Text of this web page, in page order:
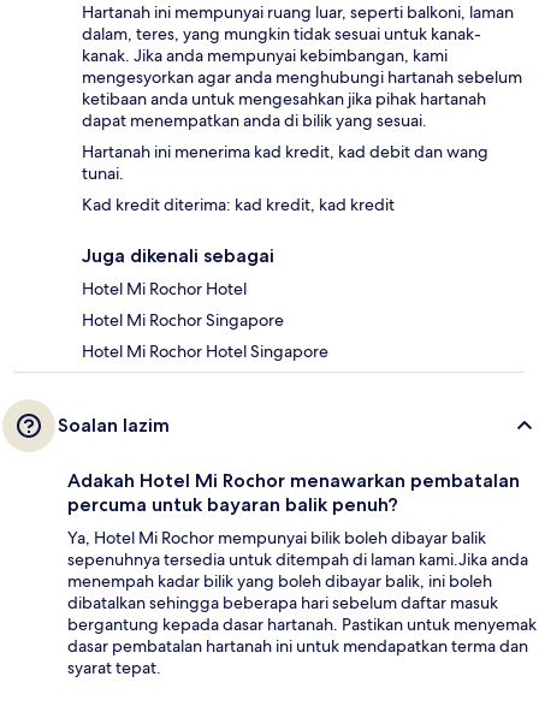
Hartanah ini mempunyai ruang luar, seperti balkoni, laman
dalam, teres, yang mungkin tidak sesuai untuk kanak-
kanak. Jika anda mempunyai kebimbangan, kami
mengesyorkan agar anda menghubungi hartanah sebelum
ketibaan anda untuk mengesahkan jika pihak hartanah
dapat menempatkan anda di bilik yang sesuai.
Hartanah ini menerima kad kredit, kad debit dan wang
tunai.
Kad kredit diterima: kad kredit, kad kredit
Juga dikenali sebagai
Hotel Mi Rochor Hotel
Hotel Mi Rochor Singapore
Hotel Mi Rochor Hotel Singapore
Soalan lazim
Adakah Hotel Mi Rochor menawarkan pembatalan
percuma untuk bayaran balik penuh?
Ya, Hotel Mi Rochor mempunyai bilik boleh dibayar balik
sepenuhnya tersedia untuk ditempah di laman kami.Jika anda
menempah kadar bilik yang boleh dibayar balik, ini boleh
dibatalkan sehingga beberapa hari sebelum daftar masuk
bergantung kepada dasar hartanah. Pastikan untuk menyemak
dasar pembatalan hartanah ini untuk mendapatkan terma dan
syarat tepat.